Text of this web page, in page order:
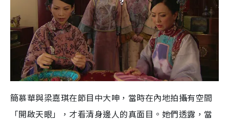
簡慕華與梁嘉琪在節目中大呻，當時在內地拍攝有空間
「開啟天眼」，才看清身邊人的真面目。她們透露，當